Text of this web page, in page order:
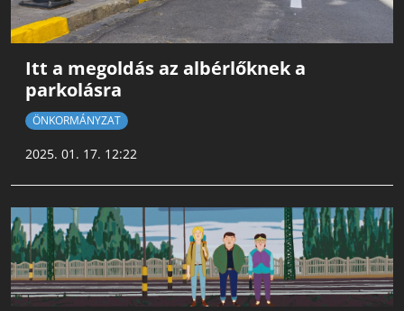
Itt a megoldás az albérlőknek a
parkolásra
ÖNKORMÁNYZAT
2025. 01. 17. 12:22